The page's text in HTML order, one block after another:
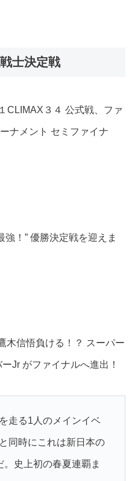
士決定戦
CLIMAX３４ 公式戦、ファ
ナメント セミファイナ
！” 優勝決定戦を迎えま
木信悟負ける！？ スーパー
Jr がファイナルへ進出！
走る1人のメインイベ
同時にこれは新日本の
史上初の春夏連覇ま